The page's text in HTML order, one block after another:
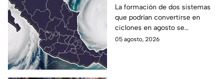
podrían convertirse en
ciclones en agosto:
¿Qué riesgo
representan?
La formación de dos sistemas
que podrían convertirse en
ciclones en agosto se
mantienen bajo vigilancia en el
05 agosto, 2026